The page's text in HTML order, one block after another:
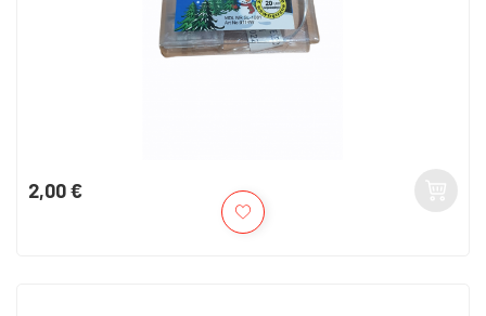
Kaina
2,00 €